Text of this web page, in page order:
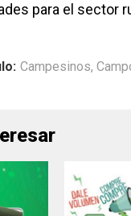
para el sector
Campesinos,